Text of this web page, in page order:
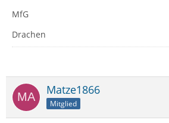
MfG
Drachen
Matze1866
Mitglied